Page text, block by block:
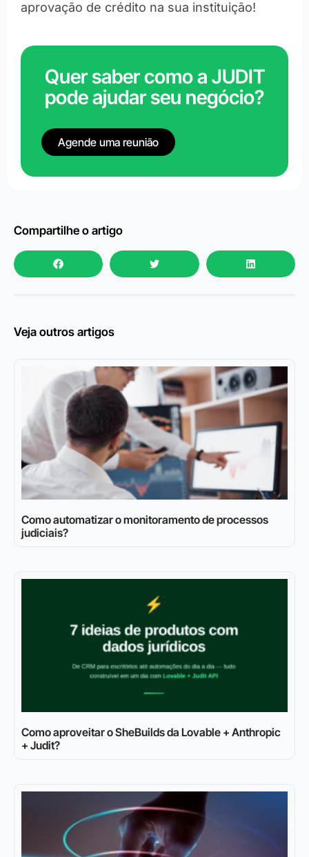
aprovação de crédito na sua instituição!
Quer saber como a JUDIT
pode ajudar seu negócio?
Agende uma reunião
Compartilhe o artigo
Veja outros artigos
Como automatizar o monitoramento de processos
judiciais?
Como aproveitar o SheBuilds da Lovable + Anthropic
+ Judit?